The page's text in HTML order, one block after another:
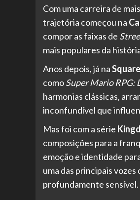
Com uma carreira de
trajetória começou na
compor as faixas de
mais populares da
Anos depois, já na
comoSuper Mario RPG:
harmonias clássicas,
inconfundível que
Mas foi com a série
composições para a
emoção e identidade
uma das principais
profundamente sensível.